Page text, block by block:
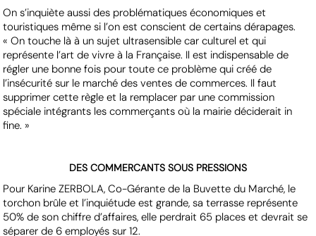
On s’inquiète aussi des problématiques économiques et
touristiques même si l’on est conscient de certains dérapages.
« On touche là à un sujet ultrasensible car culturel et qui
représente l’art de vivre à la Française. Il est indispensable de
régler une bonne fois pour toute ce problème qui créé de
l’insécurité sur le marché des ventes de commerces. Il faut
supprimer cette règle et la remplacer par une commission
spéciale intégrants les commerçants où la mairie déciderait in
fine. »
DES COMMERCANTS SOUS PRESSIONS
Pour Karine ZERBOLA, Co-Gérante de la Buvette du Marché, le
torchon brûle et l’inquiétude est grande, sa terrasse représente
50% de son chiffre d’affaires, elle perdrait 65 places et devrait se
séparer de 6 employés sur 12.